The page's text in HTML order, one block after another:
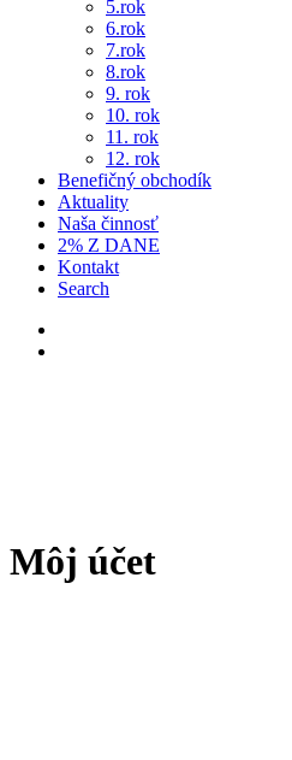
5.rok
6.rok
7.rok
8.rok
9. rok
10. rok
11. rok
12. rok
Benefičný obchodík
Aktuality
Naša činnosť
2% Z DANE
Kontakt
Search
Môj účet